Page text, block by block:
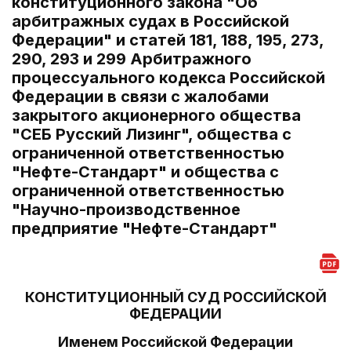
арбитражных судах в Российской
Федерации" и статей 181, 188, 195, 273,
290, 293 и 299 Арбитражного
процессуального кодекса Российской
Федерации в связи с жалобами
закрытого акционерного общества
"СЕБ Русский Лизинг", общества с
ограниченной ответственностью
"Нефте-Стандарт" и общества с
ограниченной ответственностью
"Научно-производственное
предприятие "Нефте-Стандарт"
КОНСТИТУЦИОННЫЙ СУД РОССИЙСКОЙ
ФЕДЕРАЦИИ
Именем Российской Федерации